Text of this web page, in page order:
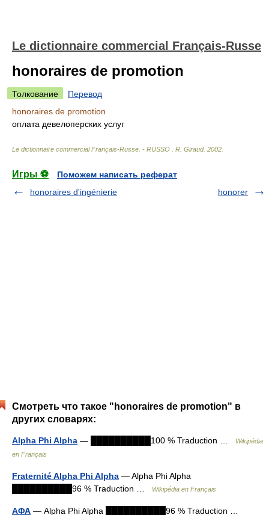
Le dictionnaire commercial Français-Russe
honoraires de promotion
Толкование
Перевод
honoraires de promotion
оплата девелоперских услуг
Le dictionnaire commercial Français-Russe. - RUSSO R. Giraud. 2002
Игры ⚽
Поможем написать реферат
honoraires d'ingénierie
honorer
Смотреть что такое "honoraires de promotion" в
других словарях:
Alpha Phi Alpha — ██████████100 % Traduction …
Wikipédia
en Français
Fraternité Alpha Phi Alpha — Alpha Phi Alpha
██████████96 % Traduction …
Wikipédia en Français
ΑΦΑ — Alpha Phi Alpha ██████████96 % Traduction …